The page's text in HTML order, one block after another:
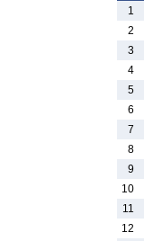
1
2
3
4
5
6
7
8
9
10
11
12